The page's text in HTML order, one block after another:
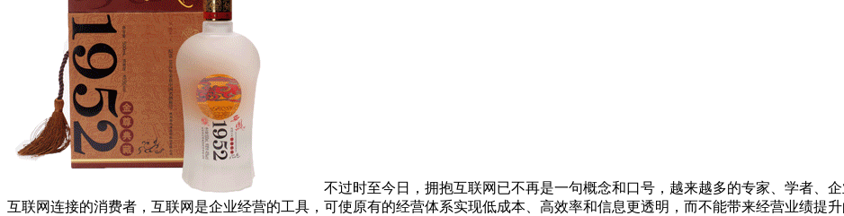
不过时至今日，拥抱互联网已不再是一句概念和口号，越来越多的专家、学者、
互联网连接的消费者，互联网是企业经营的工具，可使原有的经营体系实现低成本、高效率和信息更透明，而不能带来经营业绩提升